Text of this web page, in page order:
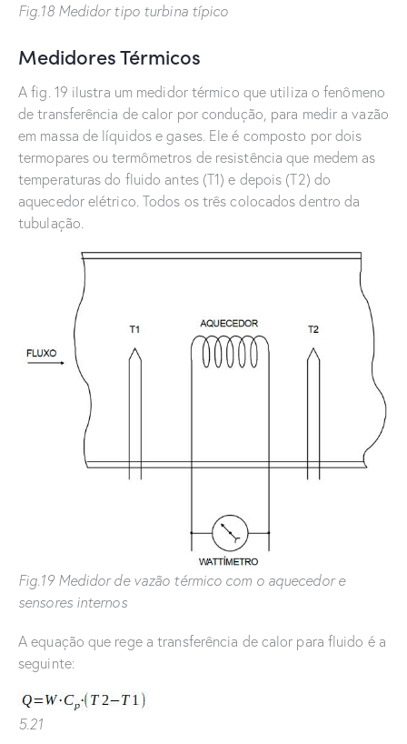
Fig.18 Medidor tipo turbina típico
Medidores Térmicos
A fig. 19 ilustra um medidor térmico que utiliza o fenômeno
de transferência de calor por condução, para medir a vazão
em massa de líquidos e gases. Ele é composto por dois
termopares ou termômetros de resistência que medem as
temperaturas do fluido antes (T1) e depois (T2) do
aquecedor elétrico. Todos os três colocados dentro da
tubulação.
Fig.19 Medidor de vazão térmico com o aquecedor e
sensores internos
A equação que rege a transferência de calor para fluido é a
seguinte:
5.21